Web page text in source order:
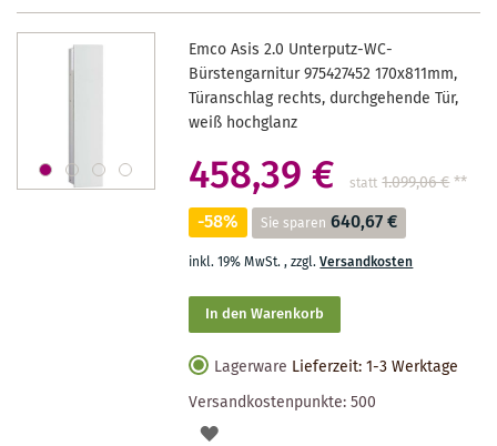
Emco Asis 2.0 Unterputz-WC-
Bürstengarnitur 975427452 170x811mm,
Türanschlag rechts, durchgehende Tür,
weiß hochglanz
458,39 € statt 1.099,06 €**
-58% Sie sparen 640,67 €
inkl. 19% MwSt.,zzgl.Versandkosten
In den Warenkorb
Lagerware Lieferzeit: 1-3 Werktage
Versandkostenpunkte:500
AUF